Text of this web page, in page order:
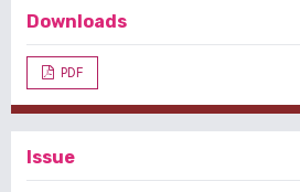
Downloads
PDF
Issue